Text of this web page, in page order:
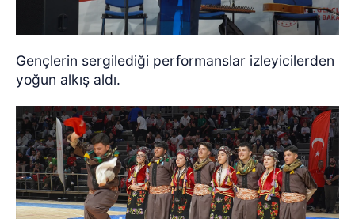
Gençlerin sergilediği performanslar izleyicilerden
yoğun alkış aldı.